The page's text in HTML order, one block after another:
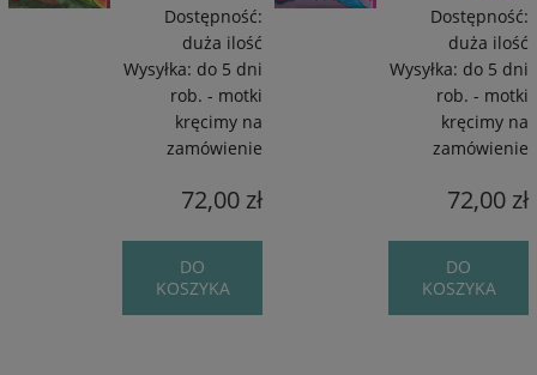
Dostępność:
duża ilość
Wysyłka: do 5 dni
rob. - motki
kręcimy na
zamówienie
72,00 zł
DO
KOSZYKA
Dostępność:
duża ilość
Wysyłka: do 5 dni
rob. - motki
kręcimy na
zamówienie
72,00 zł
DO
KOSZYKA